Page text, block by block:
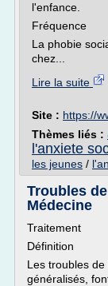
l'enfance.
Fréquence
La phobie
chez...
Lire la suite
Site : https://
Thèmes liés :
l'anxiete
les jeunes /
Troubles
Médecine
Traitement
Définition
Les troubles
généralisés,